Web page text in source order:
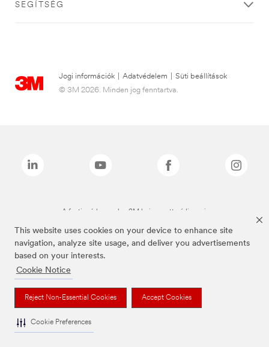
This website uses cookies on your device to enhance site
navigation, analyze site usage, and deliver you advertisements
based on your interests.
Cookie Notice
Reject Non-Essential Cookies Accept Cookies
Cookie Preferences
SEGÍTSÉG
Jogi információk Adatvédelem
Süti beállítások
© 3M 2026. Minden jog fenntartva.
A fenti márkanevek a 3M bejegyzett védjegyei.